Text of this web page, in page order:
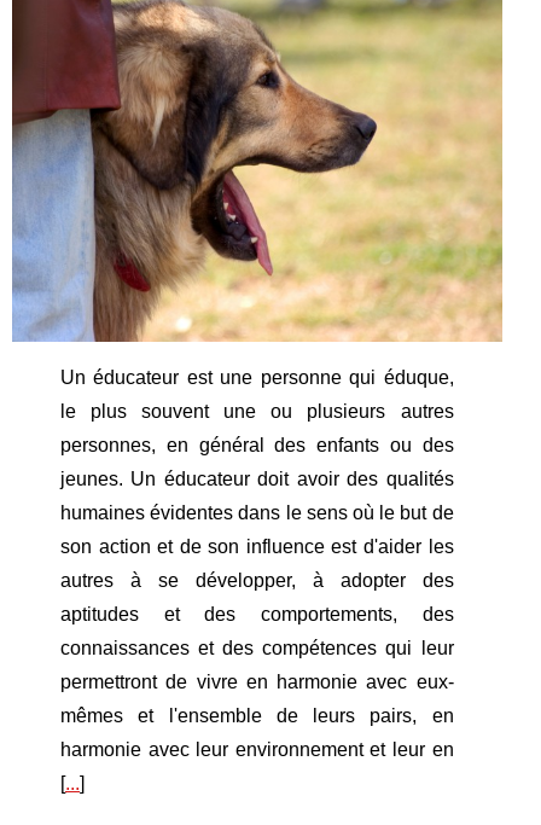
Un éducateur est une personne qui éduque,
le plus souvent une ou plusieurs autres
personnes, en général des enfants ou des
jeunes. Un éducateur doit avoir des qualités
humaines évidentes dans le sens où le but de
son action et de son influence est d'aider les
autres à se développer, à adopter des
aptitudes et des comportements, des
connaissances et des compétences qui leur
permettront de vivre en harmonie avec eux-
mêmes et l'ensemble de leurs pairs, en
harmonie avec leur environnement et leur en
[...]